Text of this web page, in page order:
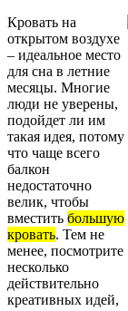
Кровать на
открытом воздухе
– идеальное место
для сна в летние
месяцы. Многие
люди не уверены,
подойдет ли им
такая идея, потому
что чаще всего
балкон
недостаточно
велик, чтобы
вместить большую
кровать. Тем не
менее, посмотрите
несколько
действительно
креативных идей,